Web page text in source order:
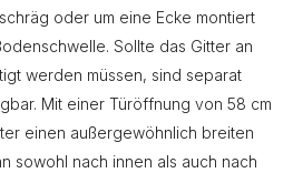
oder um eine Ecke montiert
Sollte das Gitter an
werden müssen, sind separat
Mit einer Türöffnung von 58 cm
einen außergewöhnlich breiten
sowohl nach innen als auch nach